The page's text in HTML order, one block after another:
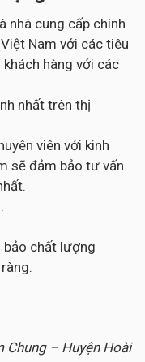
nhà cung cấp chính
Nam với các tiêu
hàng với các
nhất trên thị
viên với kinh
sẽ đảm bảo tư vấn
bảo chất lượng
Chung – Huyện Hoài